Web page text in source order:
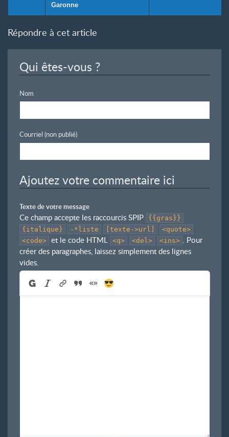
Garonne
Répondre à cet article
Qui êtes-vous ?
Nom
Courriel (non publié)
Ajoutez votre commentaire ici
Texte de votre message
Ce champ accepte les raccourcis SPIP
{{gras}}
{italique}
-*liste [texte->url]
<quote>
<code>
et le code HTML <q> <del> <ins>
. Pour
créer des paragraphes, laissez simplement des lignes
vides.